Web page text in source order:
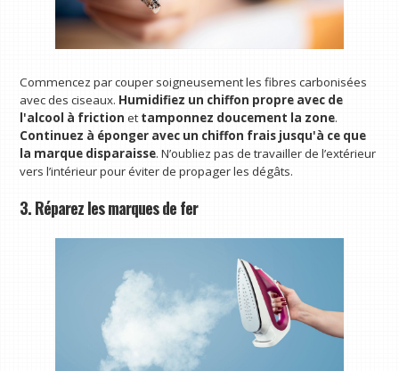
Commencez par couper soigneusement les fibres carbonisées
avec des ciseaux. Humidifiez un chiffon propre avec de
l'alcool à friction et tamponnez doucement la zone.
Continuez à éponger avec un chiffon frais jusqu'à ce que
la marque disparaisse. N’oubliez pas de travailler de l’extérieur
vers l’intérieur pour éviter de propager les dégâts.
3. Réparez les marques de fer